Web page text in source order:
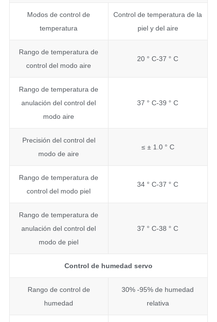
Modos de control de
temperatura
Control de temperatura de la
piel y del aire
Rango de temperatura de
control del modo aire
20 ° C-37 ° C
Rango de temperatura de
anulación del control del
modo aire
37 ° C-39 ° C
Precisión del control del
modo de aire
≤ ± 1.0 ° C
Rango de temperatura de
control del modo piel
34 ° C-37 ° C
Rango de temperatura de
anulación del control del
modo de piel
37 ° C-38 ° C
Control de humedad servo
Rango de control de
humedad
30% -95% de humedad
relativa